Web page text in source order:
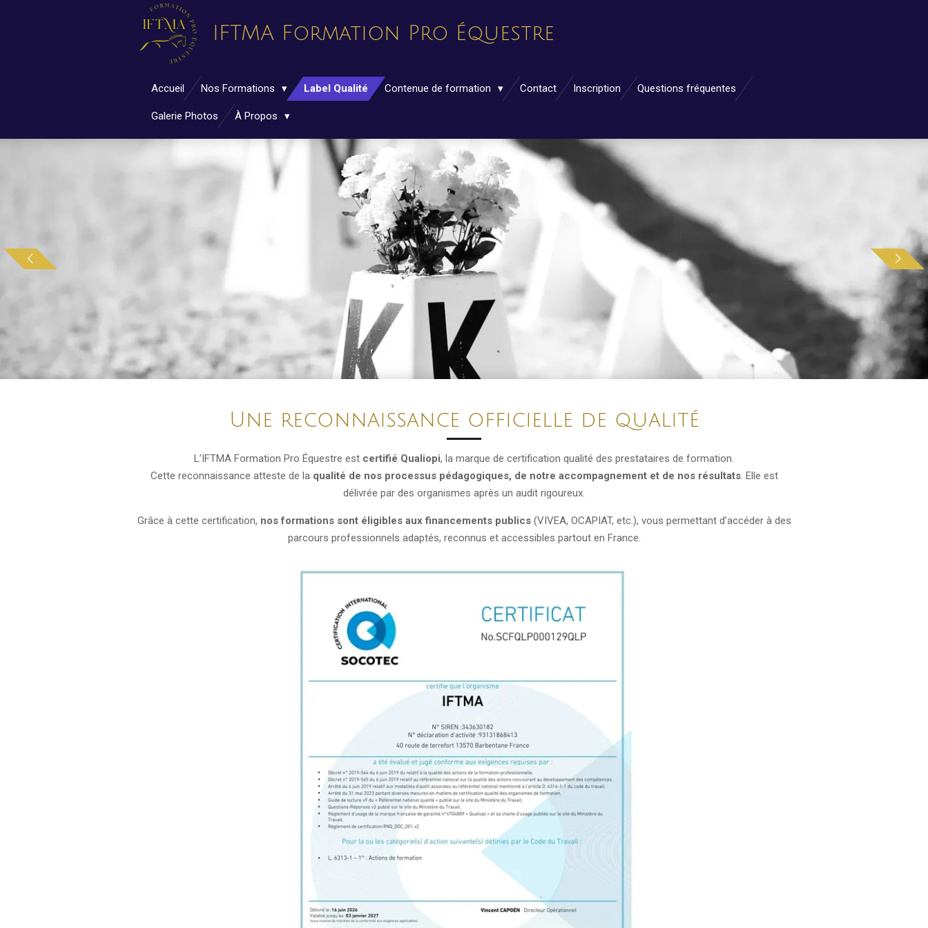
IFTMA Formation Pro Équestre
Accueil Nos Formations Label Qualité Contenue de formation Contact Inscription Questions fréquentes
Galerie Photos À Propos
Une reconnaissance officielle de qualité
L’IFTMA Formation Pro Équestre est certifié Qualiopi, la marque de certification qualité des prestataires de formation.
Cette reconnaissance atteste de la qualité de nos processus pédagogiques, de notre accompagnement et de nos résultats. Elle est
délivrée par des organismes après un audit rigoureux.
Grâce à cette certification, nos formations sont éligibles aux financements publics(VIVEA, OCAPIAT, etc.), vous permettant d’accéder à des
parcours professionnels adaptés, reconnus et accessibles partout en France.